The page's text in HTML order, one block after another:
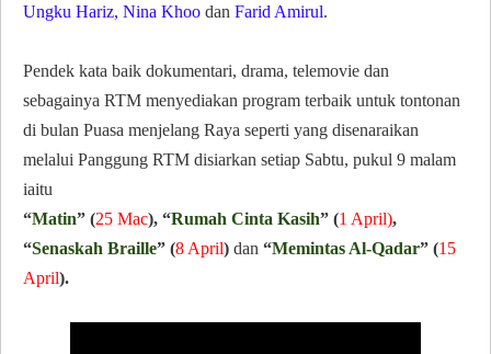
Ungku Hariz, Nina Khoo dan Farid Amirul.
Pendek kata baik dokumentari, drama, telemovie dan
sebagainya RTM menyediakan program terbaik untuk tontonan
di bulan Puasa menjelang Raya seperti yang disenaraikan
melalui Panggung RTM disiarkan setiap Sabtu, pukul 9 malam
iaitu
“Matin” (25 Mac), “Rumah Cinta Kasih” (1 April),
“Senaskah Braille” (8 April) dan “Memintas Al-Qadar” (15
April).